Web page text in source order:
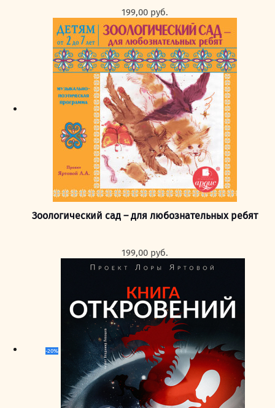
199,00 руб.
Зоологический сад – для любознательных ребят
199,00 руб.
-20%